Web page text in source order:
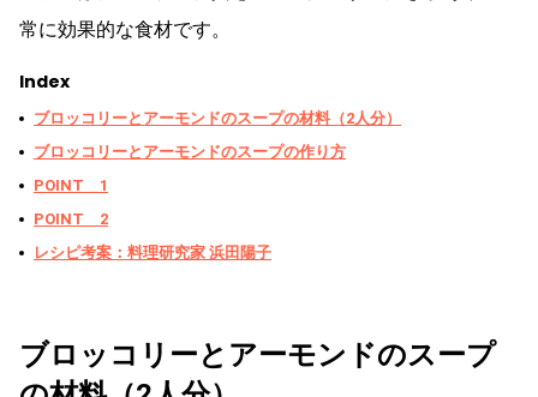
常に効果的な食材です。
Index
ブロッコリーとアーモンドのスープの材料（2人分）
ブロッコリーとアーモンドのスープの作り方
POINT 1
POINT 2
レシピ考案：料理研究家 浜田陽子
ブロッコリーとアーモンドのスープ